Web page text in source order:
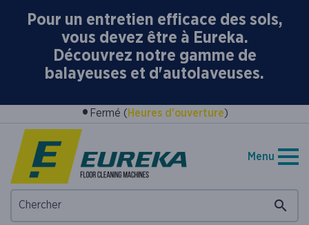
Pour un entretien efficace des sols,
vous devez être à Eureka.
Découvrez notre gamme de
balayeuses et d'autolaveuses.
• Fermé (Heures d'ouverture)
Menu